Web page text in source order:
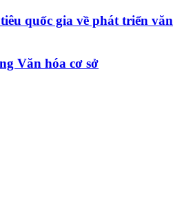
quốc gia về phát triển văn
Văn hóa cơ sở